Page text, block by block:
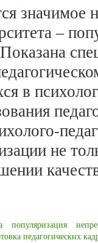
значимое
–
в
не
популяризация
педагогических